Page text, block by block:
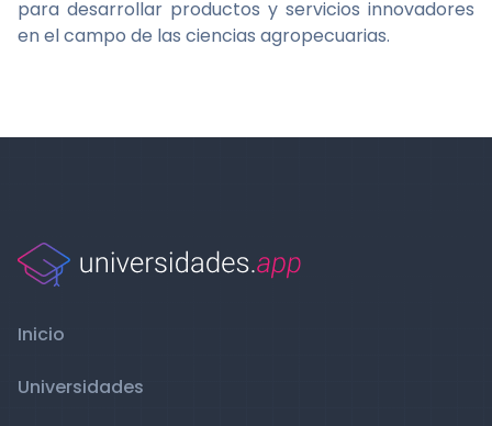
para desarrollar productos y servicios innovadores
en el campo de las ciencias agropecuarias.
Inicio
Universidades